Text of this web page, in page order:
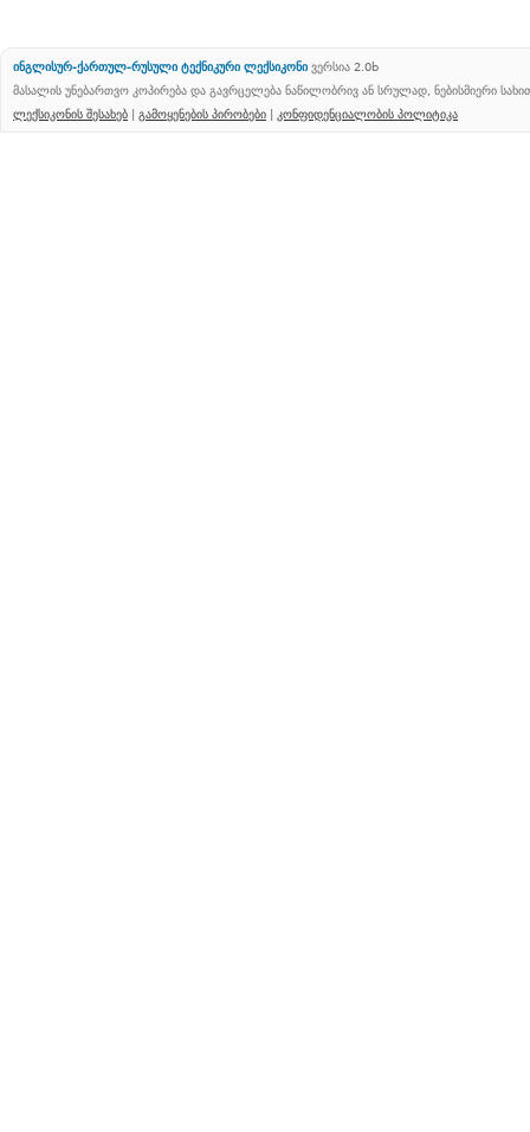
ინგლისურ-ქართულ-რუსული ტექნიკური ლექსიკონი ვერსია 2.0b
მასალის უნებართვო კოპირება და გავრცელება ნაწილობრივ ან სრულად, ნებისმიერი
ლექსიკონის შესახებ | გამოყენების პირობები | კონფიდენციალობის პოლიტიკა